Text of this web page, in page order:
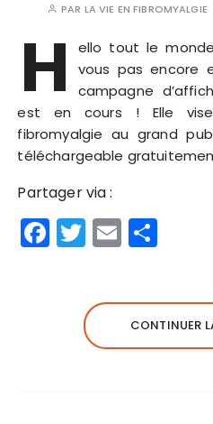
PAR LA VIE EN FIBROMYALGIE
H
ello tout le
vous pas encore
campagne
est en cours ! Elle
fibromyalgie au grand
téléchargeable
Partager via :
F
a
T
w
te
r
E
m
a
g
CONTINUER